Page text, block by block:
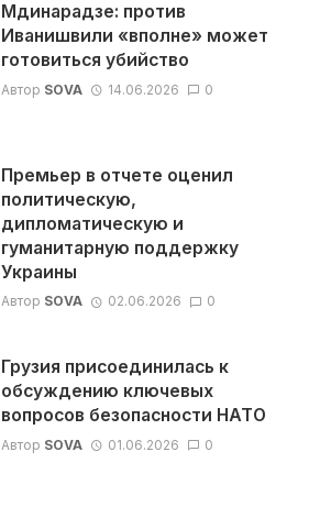
Мдинарадзе: против
Иванишвили «вполне» может
готовиться убийство
Автор SOVA 14.06.2026 0
Премьер в отчете оценил
политическую,
дипломатическую и
гуманитарную поддержку
Украины
Автор SOVA 02.06.2026 0
Грузия присоединилась к
обсуждению ключевых
вопросов безопасности НАТО
Автор SOVA 01.06.2026 0